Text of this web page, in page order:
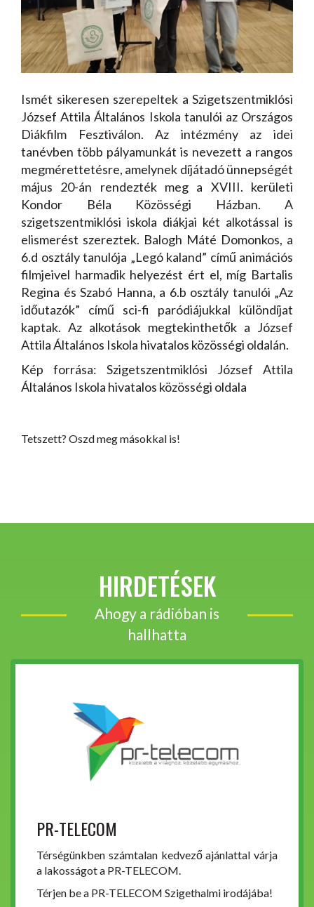
Ismét sikeresen szerepeltek a Szigetszentmiklósi
József Attila Általános Iskola tanulói az Országos
Diákfilm Fesztiválon. Az intézmény az idei
tanévben több pályamunkát is nevezett a rangos
megmérettetésre, amelynek díjátadó ünnepségét
május 20-án rendezték meg a XVIII. kerületi
Kondor Béla Közösségi Házban. A
szigetszentmiklósi iskola diákjai két alkotással is
elismerést szereztek. Balogh Máté Domonkos, a
6.d osztály tanulója „Legó kaland” című animációs
filmjeivel harmadik helyezést ért el, míg Bartalis
Regina és Szabó Hanna, a 6.b osztály tanulói „Az
időutazók” című sci-fi paródiájukkal különdíjat
kaptak. Az alkotások megtekinthetők a József
Attila Általános Iskola hivatalos közösségi oldalán.
Kép forrása: Szigetszentmiklósi József Attila
Általános Iskola hivatalos közösségi oldala
Tetszett? Oszd meg másokkal is!
HIRDETÉSEK
Ahogy a rádióban is
hallhatta
PR-TELECOM
Térségünkben számtalan kedvező ajánlattal várja
a lakosságot a PR-TELECOM.
Térjen be a PR-TELECOM Szigethalmi irodájába!